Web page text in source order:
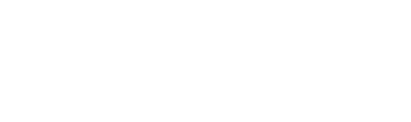
aktuellen Termine. Der Inhalt wird automatisch aktualisiert.